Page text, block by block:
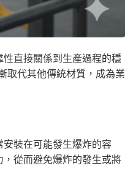
直接關係到生產過程的穩
取代其他傳統材質，成為業
裝在可能發生爆炸的容
從而避免爆炸的發生或將